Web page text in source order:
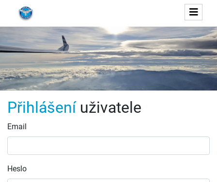
Přihlášeníuživatele
Email
Heslo